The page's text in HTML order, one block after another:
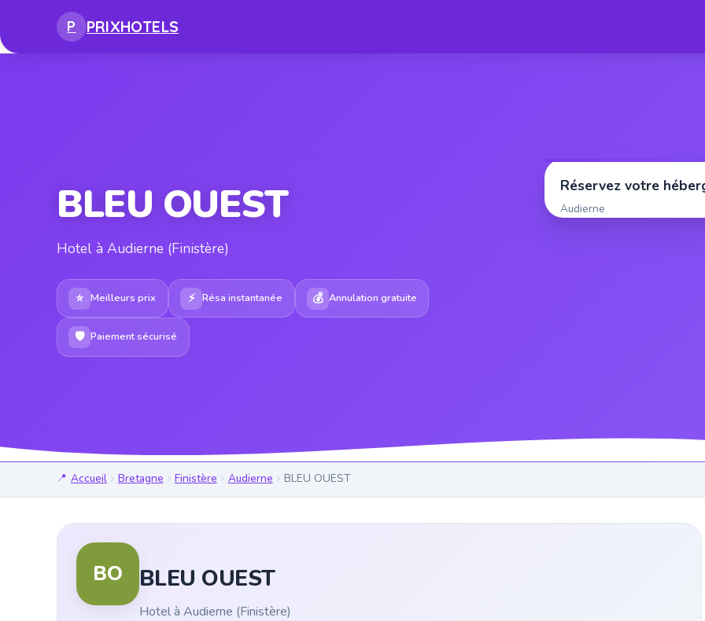
P PRIXHOTELS
BLEU OUEST
Hotel à Audierne (Finistère)
⭐ Meilleurs prix ⚡ Résa instantanée 💰 Annulation gratuite
🛡 Paiement sécurisé
Réservez votre
Audierne
Accueil Bretagne Finistère Audierne BLEU OUEST
BO BLEU OUEST
Hotel à Audierne (Finistère)